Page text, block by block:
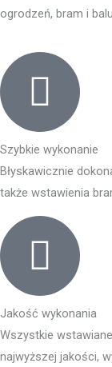
ogrodzeń, bram i
Szybkie wykonanie
Błyskawicznie
także wstawienia
Jakość wykonania
Wszystkie
najwyższej jakości,